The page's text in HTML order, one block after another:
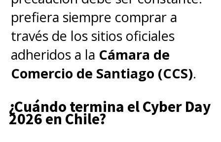
prefiera siempre comprar a
través de los sitios oficiales
adheridos a la Cámara de
Comercio de Santiago (CCS).
¿Cuándo termina el Cyber Day
2026 en Chile?